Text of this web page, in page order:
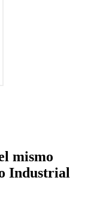
mismo
Industrial